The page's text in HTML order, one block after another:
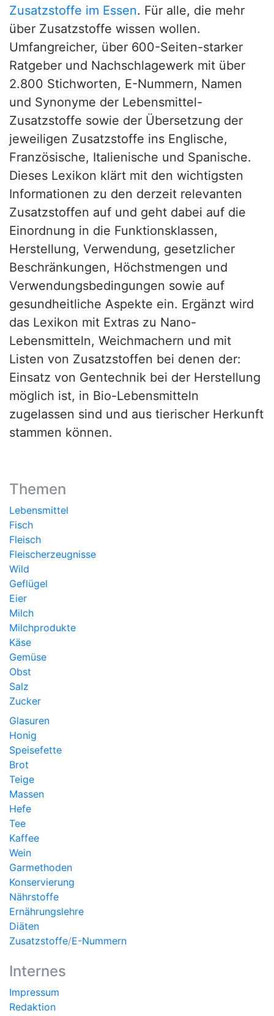
Zusatzstoffe im Essen. Für alle, die mehr
über Zusatzstoffe wissen wollen.
Umfangreicher, über 600-Seiten-starker
Ratgeber und Nachschlagewerk mit über
2.800 Stichworten, E-Nummern, Namen
und Synonyme der Lebensmittel-
Zusatzstoffe sowie der Übersetzung der
jeweiligen Zusatzstoffe ins Englische,
Französische, Italienische und Spanische.
Dieses Lexikon klärt mit den wichtigsten
Informationen zu den derzeit relevanten
Zusatzstoffen auf und geht dabei auf die
Einordnung in die Funktionsklassen,
Herstellung, Verwendung, gesetzlicher
Beschränkungen, Höchstmengen und
Verwendungsbedingungen sowie auf
gesundheitliche Aspekte ein. Ergänzt wird
das Lexikon mit Extras zu Nano-
Lebensmitteln, Weichmachern und mit
Listen von Zusatzstoffen bei denen der:
Einsatz von Gentechnik bei der Herstellung
möglich ist, in Bio-Lebensmitteln
zugelassen sind und aus tierischer Herkunft
stammen können.
Themen
Lebensmittel
Fisch
Fleisch
Fleischerzeugnisse
Wild
Geflügel
Eier
Milch
Milchprodukte
Käse
Gemüse
Obst
Salz
Zucker
Glasuren
Honig
Speisefette
Brot
Teige
Massen
Hefe
Tee
Kaffee
Wein
Garmethoden
Konservierung
Nährstoffe
Ernährungslehre
Diäten
Zusatzstoffe/E-Nummern
Internes
Impressum
Redaktion